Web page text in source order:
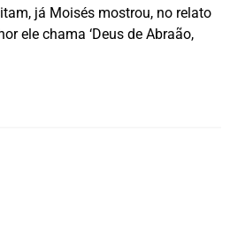
já Moisés mostrou, no relato
ele chama ‘Deus de Abraão,